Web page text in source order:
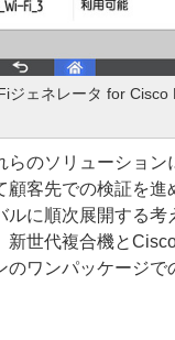
ジェネレータ for Cisco
のソリューション
顧客先での検証を進
ルに順次展開する考
世代複合機とCisco
のワンパッケージで